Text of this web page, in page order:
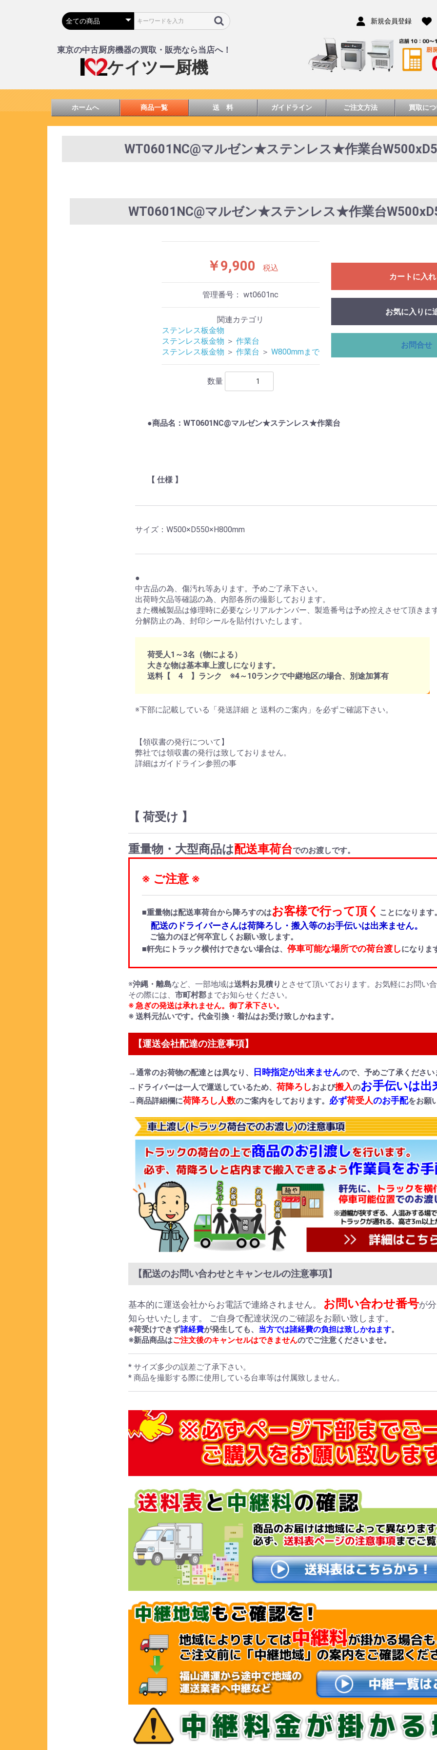
新規会員登録
東京の中古厨房機器の買取・販売なら当店へ！
ケイツー厨機
ホームへ 商品一覧 送 料 ガイドライン ご注文方法 買取に
WT0601NC@マルゼン★ステンレス★作業台
WT0601NC@マルゼン★ステンレス★作業台
￥9,900 税込
管理番号： wt0601nc
関連カテゴリ
ステンレス板金物
ステンレス板金物 ＞ 作業台
ステンレス板金物 ＞ 作業台 ＞ W800mmまで
数量
カートに入
お気に入りに
お問合せ
●商品名：WT0601NC@マルゼン★ステンレス★作業台
【 仕様 】
サイズ：W500×D550×H800mm
●
中古品の為、傷汚れ等あります。予めご了承下さい。
出荷時欠品等確認の為、内部各所の撮影しております。
また機械製品は修理時に必要なシリアルナンバー、製造番号は予め控えさせて頂きま
分解防止の為、封印シールを貼付けいたします。
荷受人1～3名（物による）
大きな物は基本車上渡しになります。
送料【 4 】ランク ※4～10ランクで中継地区の場合、別途加算有
※下部に記載している「発送詳細 と 送料のご案内」を必ずご確認下さい。
【領収書の発行について】
弊社では領収書の発行は致しておりません。
詳細はガイドライン参照の事
【 荷受け 】
重量物・大型商品は配送車荷台でのお渡しです。
※ ご注意 ※
■重量物は配送車荷台から降ろすのはお客様で行って頂く ことになります
配送のドライバーさんは荷降ろし・搬入等のお手伝いは出来ません。
ご協力のほど何卒宜しくお願い致します。
■軒先にトラック横付けできない場合は、停車可能な場所での荷台渡しになりま
※沖縄・離島など、一部地域は送料お見積り とさせて頂いております。お気軽にお問い
その際には、市町村郡までお知らせください。
※ 急ぎの発送は承れません。御了承下さい。
※ 送料元払いです。代金引換・着払はお受け致しかねます。
【運送会社配達の注意事項】
→通常のお荷物の配達とは異なり、 日時指定が出来ませんので、予めご了承ください
→ドライバーは一人で運送しているため、荷降ろしおよび搬入のお手伝いは出
→商品詳細欄に荷降ろし人数のご案内をしております。 必ず荷受人のお手配をお願
【配送のお問い合わせとキャンセルの注意事項】
基本的に運送会社からお電話で連絡されません。 お問い合わせ番号が
知らせいたします。 ご自身で配達状況のご確認をお願い致します。
※荷受けできず諸経費が発生しても、 当方では諸経費の負担は致しかねます。
※新品商品はご注文後のキャンセルはできませんのでご注意くださいませ。
* サイズ多少の誤差ご了承下さい。
* 商品を撮影する際に使用している台車等は付属致しません。